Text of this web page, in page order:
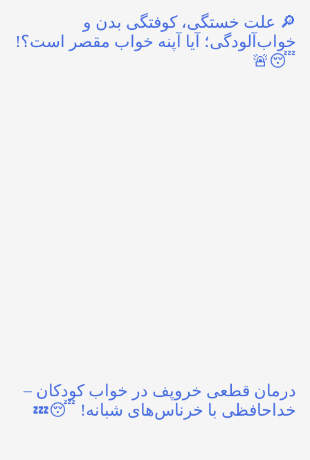
🔎 علت خستگی، کوفتگی بدن و
خواب‌آلودگی؛ آیا آپنه خواب مقصر است؟!
😴🚨
درمان قطعی خروپف در خواب کودکان –
خداحافظی با خرناس‌های شبانه! 😴💤